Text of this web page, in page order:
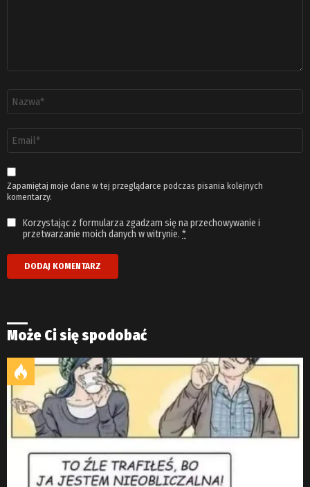
email
*
Zapamiętaj moje dane w tej przeglądarce podczas pisania kolejnych
komentarzy.
Korzystając z formularza zgadzam się na przechowywanie i
przetwarzanie moich danych w witrynie. *
Może Ci się spodobać